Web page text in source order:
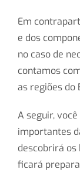
Em
e dos
no caso de
contamos
as regiões do
A seguir,
importantes
descobrirá os
ficará